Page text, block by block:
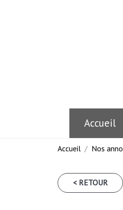
Accueil
Accueil Nos
< RETOUR